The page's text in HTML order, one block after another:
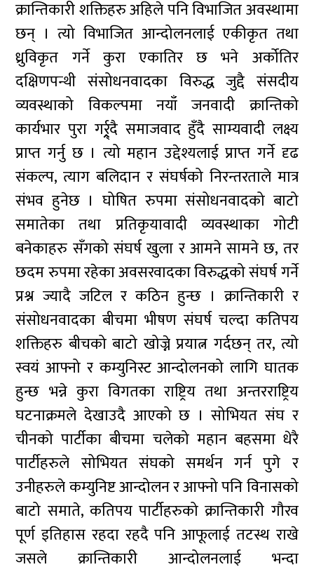
क्रान्तिकारी शक्तिहरु अहिले पनि विभाजित अवस्थामा
छन् । त्यो विभाजित आन्दोलनलाई एकीकृत तथा
ध्रुविकृत गर्ने कुरा एकातिर छ भने अर्कोतिर
दक्षिणपन्थी संसोधनवादका विरुद्ध जुद्दै संसदीय
व्यवस्थाको विकल्पमा नयाँ जनवादी क्रान्तिको
कार्यभार पुरा गर्र्र्र्र्र्दै समाजवाद हुँदै साम्यवादी लक्ष्य
प्राप्त गर्नु छ । त्यो महान उद्देश्यलाई प्राप्त गर्ने दृढ
संकल्प, त्याग बलिदान र संघर्षको निरन्तरताले मात्र
संभव हुनेछ । घोषित रुपमा संसोधनवादको बाटो
समातेका तथा प्रतिकृयावादी व्यवस्थाका गोटी
बनेकाहरु सँगको संघर्ष खुला र आमने सामने छ, तर
छदम रुपमा रहेका अवसरवादका विरुद्धको संघर्ष गर्ने
प्रश्न ज्यादै जटिल र कठिन हुन्छ । क्रान्तिकारी र
संसोधनवादका बीचमा भीषण संघर्ष चल्दा कतिपय
शक्तिहरु बीचको बाटो खोज्ने प्रयात्न गर्दछन् तर, त्यो
स्वयं आफ्नो र कम्युनिस्ट आन्दोलनको लागि घातक
हुन्छ भन्ने कुरा विगतका राष्ट्रिय तथा अन्तरराष्ट्रिय
घटनाक्रमले देखाउदै आएको छ । सोभियत संघ र
चीनको पार्टीका बीचमा चलेको महान बहसमा धेरै
पार्टीहरुले सोभियत संघको समर्थन गर्न पुगे र
उनीहरुले कम्युनिष्ट आन्दोलन र आफ्नो पनि विनासको
बाटो समाते, कतिपय पार्टीहरुको क्रान्तिकारी गौरव
पूर्ण इतिहास रहदा रहदै पनि आफूलाई तटस्थ राखे
जसले क्रान्तिकारी आन्दोलनलाई भन्दा